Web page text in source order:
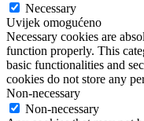
Necessary
Uvijek omogućeno
Necessary cookies are
function properly. This
basic functionalities and
cookies do not store any
Non-necessary
Non-necessary